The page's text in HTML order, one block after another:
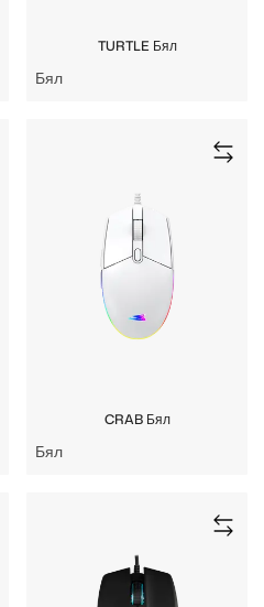
TURTLE Бял
Бял
CRAB Бял
Бял